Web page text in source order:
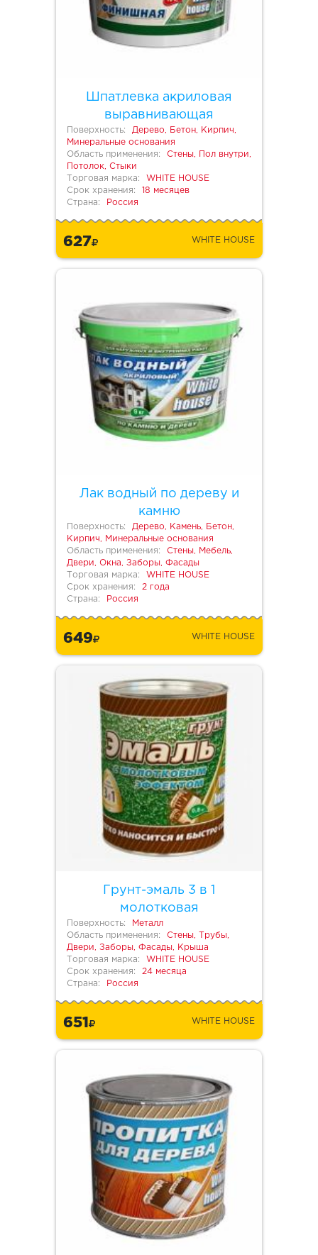
Шпатлевка акриловая
выравнивающая
Поверхность:
Дерево, Бетон, Кирпич,
Минеральные основания
Область применения:
Стены, Пол внутри,
Потолок, Стыки
Торговая марка:
WHITE HOUSE
Срок хранения:
18 месяцев
Страна:
Россия
627 WHITE HOUSE
Лак водный по дереву и
камню
Поверхность:
Дерево, Камень, Бетон,
Кирпич, Минеральные основания
Область применения:
Стены, Мебель,
Двери, Окна, Заборы, Фасады
Торговая марка:
WHITE HOUSE
Срок хранения:
2 года
Страна:
Россия
649 WHITE HOUSE
Грунт-эмаль 3 в 1
молотковая
Поверхность:
Металл
Область применения:
Стены, Трубы,
Двери, Заборы, Фасады, Крыша
Торговая марка:
WHITE HOUSE
Срок хранения:
24 месяца
Страна:
Россия
651 WHITE HOUSE